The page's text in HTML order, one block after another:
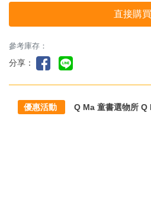
直接購買
參考庫存：
分享：
優惠活動 Q Ma 童書選物所 Q